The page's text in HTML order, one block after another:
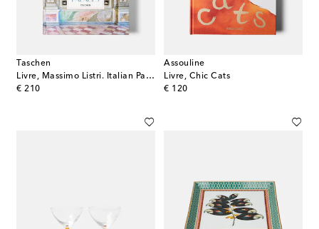
Taschen
Livre, Massimo Listri. Italian Palaces XL
€ 210
original price
Assouline
Livre, Chic Cats
€ 120
original price